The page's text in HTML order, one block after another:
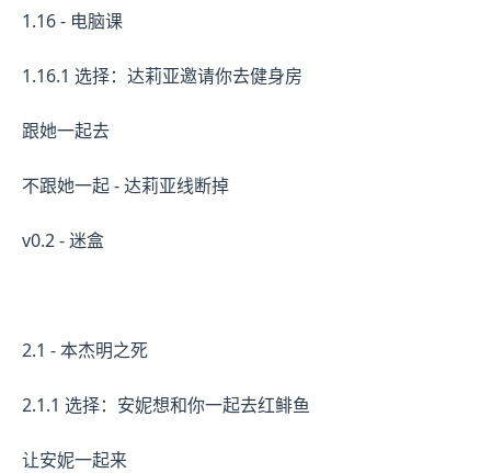
1.16 - 电脑课
1.16.1 选择：达莉亚邀请你去健身房
跟她一起去
不跟她一起 - 达莉亚线断掉
v0.2 - 迷盒
2.1 - 本杰明之死
2.1.1 选择：安妮想和你一起去红鲱鱼
让安妮一起来